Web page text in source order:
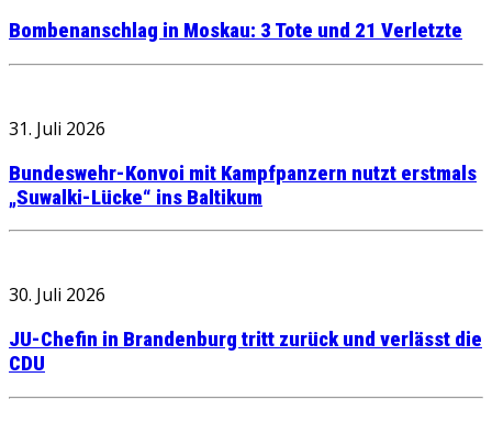
Bombenanschlag in Moskau: 3 Tote und 21 Verletzte
31. Juli 2026
Bundeswehr-Konvoi mit Kampfpanzern nutzt erstmals
„Suwalki-Lücke“ ins Baltikum
30. Juli 2026
JU-Chefin in Brandenburg tritt zurück und verlässt die
CDU